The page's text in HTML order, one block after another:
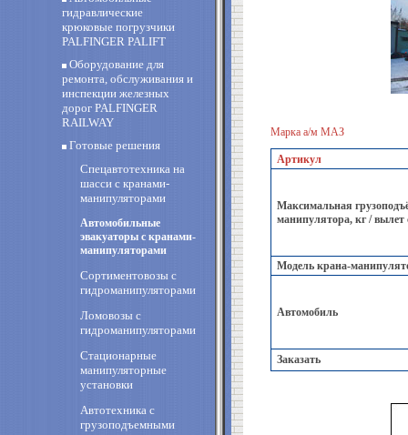
гидравлические
крюковые погрузчики
PALFINGER PALIFT
Оборудование для
ремонта, обслуживания и
инспекции железных
дорог PALFINGER
RAILWAY
Готовые решения
Спецавтотехника на
шасси с кранами-
манипуляторами
Автомобильные
эвакуаторы с кранами-
манипуляторами
Сортиментовозы с
гидроманипуляторами
Ломовозы с
гидроманипуляторами
Стационарные
манипуляторные
установки
Автотехника с
грузоподъемными
Марка а/м МАЗ
Артикул
Максимальная
манипулятора, кг / вылет
Модель крана-
Автомобиль
Заказать